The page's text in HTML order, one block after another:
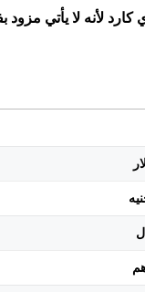
لأنه لا يأتي مزود